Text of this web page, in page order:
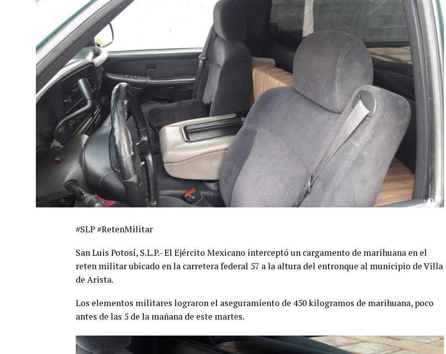
#SLP #RetenMilitar
San Luis Potosí, S.L.P.- El Ejército Mexicano interceptó un cargamento de marihuana en el
reten militar ubicado en la carretera federal 57 a la altura del entronque al municipio de Villa
de Arista.
Los elementos militares lograron el aseguramiento de 450 kilogramos de marihuana, poco
antes de las 5 de la mañana de este martes.